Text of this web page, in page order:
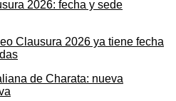
Clausura 2026 ya tiene fecha